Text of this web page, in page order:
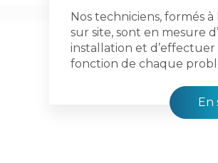
Nos techniciens, formés
sur site, sont en mesure
installation et d’effectuer
fonction de chaque
En